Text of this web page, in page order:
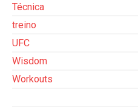
Técnica
treino
UFC
Wisdom
Workouts